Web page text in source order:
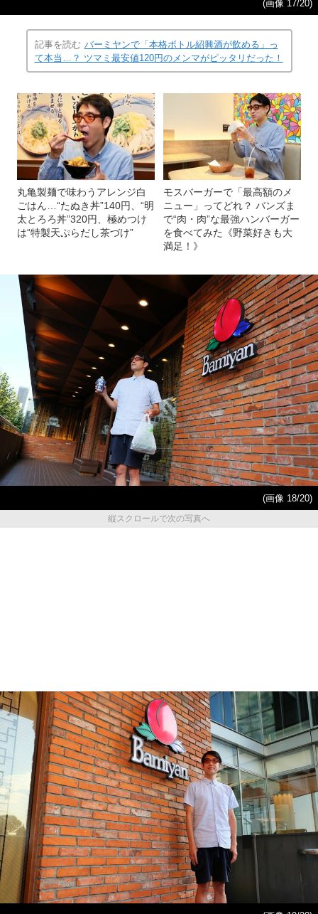
(画像 17/20)
記事を読む バーミヤンで「本格ボトル紹興酒が飲める」っ
て本当…？ ツマミ最安値120円のメンマがピッタリだった！
丸亀製麺で味わうアレンジ白
ごはん…“たぬき丼”140円、“明
太とろろ丼”320円、極めつけ
は“特製天ぷらだし茶づけ”
モスバーガーで「最高額のメ
ニュー」ってどれ？ バンズま
で“肉・肉”な最強ハンバーガー
を食べてみた《野菜好きも大
満足！》
(画像 18/20)
縦スクロールで次の写真へ